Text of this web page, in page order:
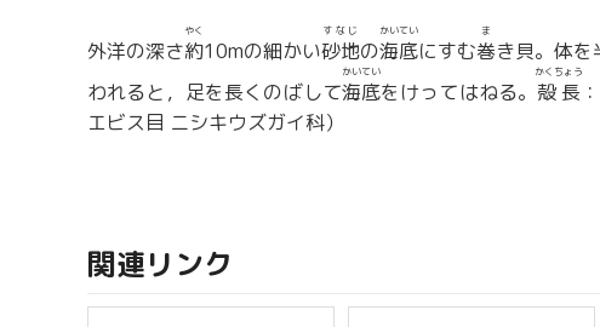
外洋の深さ約
やく
10mの細かい砂地
すなじ
の海底
かいてい
にすむ巻
ま
き貝。体を
われると，足を長くのばして海底
かいてい
をけってはねる。 殻長
かくちょう
：
エビス目 ニシキウズガイ科）
関連リンク